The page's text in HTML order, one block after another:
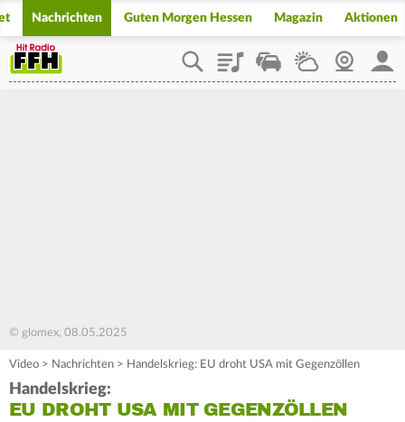
Nachrichten Guten Morgen Hessen Magazin Aktionen
PlaylistStaupilotWetterWebcam
© glomex, 08.05.2025
Video > Nachrichten > Handelskrieg: EU droht USA mit Gegenzöllen
Handelskrieg:
EU DROHT USA MIT GEGENZÖLLEN